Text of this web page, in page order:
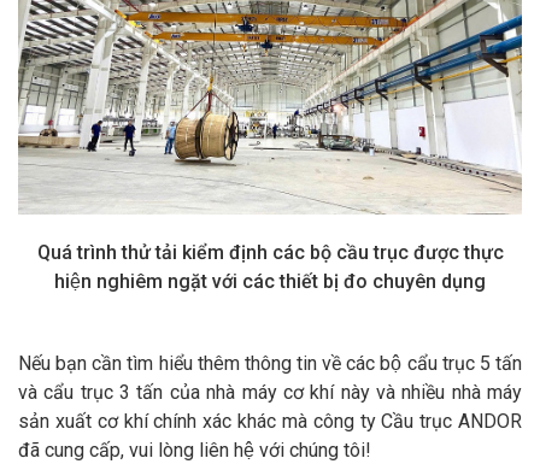
Quá trình thử tải kiểm định các bộ cầu trục được thực
hiện nghiêm ngặt với các thiết bị đo chuyên dụng
Nếu bạn cần tìm hiểu thêm thông tin về các bộ cẩu trục 5 tấn
và cẩu trục 3 tấn của nhà máy cơ khí này và nhiều nhà máy
sản xuất cơ khí chính xác khác mà công ty Cầu trục ANDOR
đã cung cấp, vui lòng liên hệ với chúng tôi!